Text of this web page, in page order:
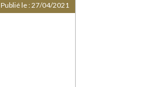
Publié le :27/04/2021